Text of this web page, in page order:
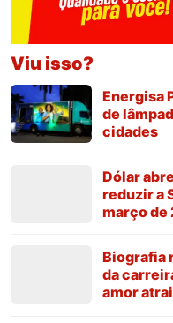
Viu isso?
Energisa
de
cidades
Dólar
reduzir a
março de
Biografia
da
amor